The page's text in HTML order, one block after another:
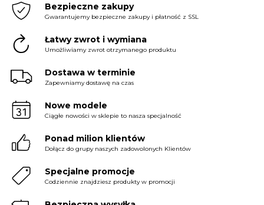
Bezpieczne zakupy
Gwarantujemy bezpieczne zakupy i płatność z SSL
Łatwy zwrot i wymiana
Umożliwiamy zwrot otrzymanego produktu
Dostawa w terminie
Zapewniamy dostawę na czas
Nowe modele
Ciągłe nowości w sklepie to nasza specjalność
Ponad milion klientów
Dołącz do grupy naszych zadowolonych Klientów
Specjalne promocje
Codziennie znajdziesz produkty w promocji